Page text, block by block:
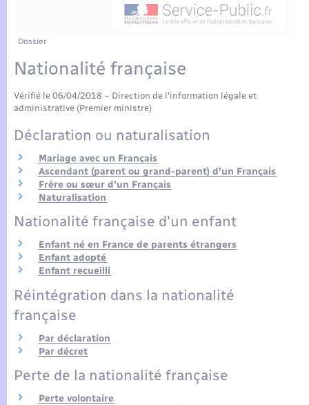
Plan interactif
Présentation de la commune
Actualités
Agenda
Publications
La Communauté de communes
Etat-civil - Papiers - Citoyenneté
Mariage – PACS
Parrainage civil
Recensement
Logement - Urbanisme
Nouvel habitant
Numérique
Organisation d’événement
Sécurité - Prévention
Seniors
Transports
Voirie et espace public
Travaux - Autorisation d’occupation de l’espace
Dossier
Nationalité française
Vérifié le 06/04/2018 – Direction de l'information légale et
administrative (Premier ministre)
Déclaration ou naturalisation
Mariage avec un Français
Ascendant (parent ou grand-parent) d'un Français
Frère ou sœur d'un Français
Naturalisation
Nationalité française d'un enfant
Enfant né en France de parents étrangers
Enfant adopté
Enfant recueilli
Réintégration dans la nationalité
française
Par déclaration
Par décret
Perte de la nationalité française
Perte volontaire